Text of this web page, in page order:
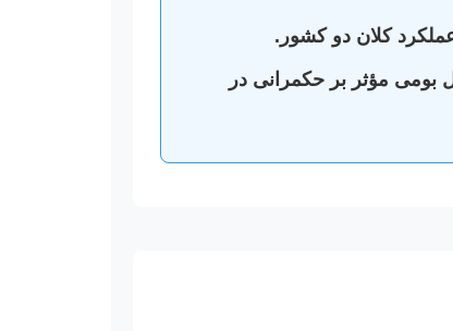
کلان دو کشور.
بومی مؤثر بر حکمرانی در